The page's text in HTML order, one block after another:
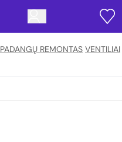
PADANGŲ REMONTAS VENTILIAI